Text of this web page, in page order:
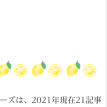
ズは、2021年現在21記事